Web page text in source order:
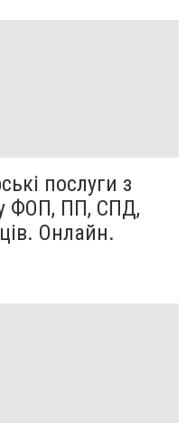
послуги з
ФОП, ПП, СПД,
Онлайн.